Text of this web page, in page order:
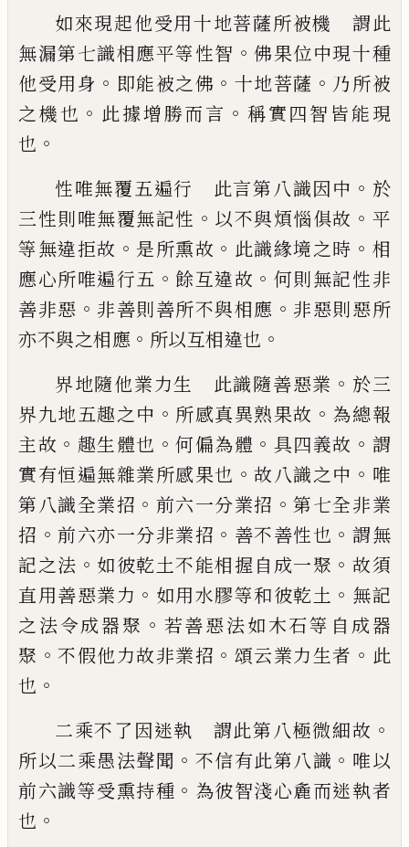
如來現起他受用十地菩薩所被機 謂此
無漏第七識相應平等性智 。佛果位中現十種
他受用身 。 即能被之佛 。 十地菩薩 。 乃所被
之機也 。 此據增勝而言 。 稱實四智皆能現
也 。
性唯無覆五遍行 此言第八識因中 。 於
三性則唯無覆無記性 。 以不與煩惱俱故 。 平
等無違拒故 。 是所熏故 。 此識緣境之時 。 相
應心所唯遍行五 。餘互違故 。 何則無記性非
善非惡 。 非善則善所不與相應 。 非惡則惡所
亦不與之相應 。 所以互相違也 。
界地隨他業力生 此識隨善惡業 。 於三
界九地五趣之中 。 所感真異熟果故 。 為總報
主故 。 趣生體也 。何偏為體 。 具四義故 。 謂
實有恒遍無雜業所感果也 。故八識之中 。 唯
第八識全業招 。 前六一分業招 。第七全非業
招 。前六亦一分非業招 。 善不善性也 。 謂無
記之法 。 如彼乾土不能相握自成一聚 。 故須
直用善惡業力 。 如用水膠等和彼乾土 。 無記
之法令成器聚 。 若善惡法如木石等自成器
聚 。不假他力故非業招 。 頌云業力生者 。 此
也 。
二乘不了因迷執 謂此第八極微細故 。
所以二乘愚法聲聞 。 不信有此第八識 。 唯以
前六識等受熏持種 。 為彼智淺心麁而迷執者
也 。